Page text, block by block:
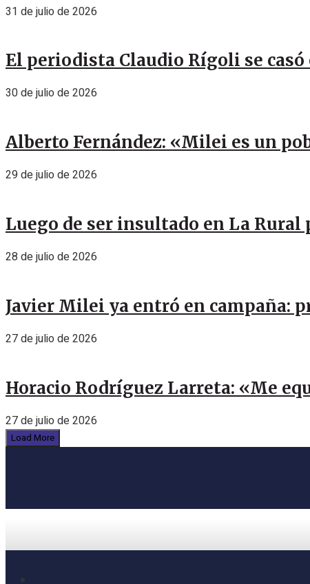
31 de julio de 2026
El periodista Claudio Rígoli se casó
30 de julio de 2026
Alberto Fernández: «Milei es un
29 de julio de 2026
Luego de ser insultado en La
28 de julio de 2026
Javier Milei ya entró en campaña:
27 de julio de 2026
Horacio Rodríguez Larreta: «Me
27 de julio de 2026
Load More